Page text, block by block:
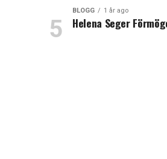
BLOGG 1 år ago
Helena Seger